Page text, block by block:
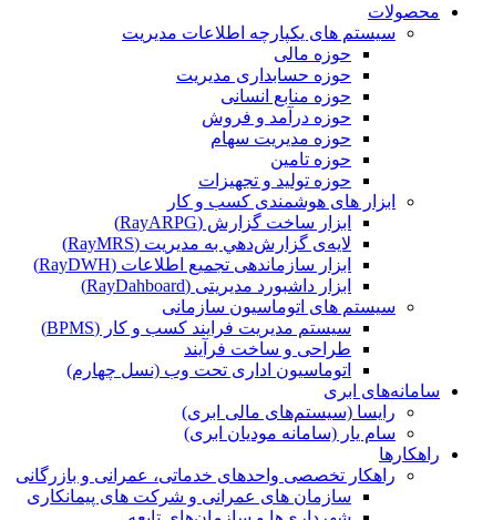
محصولات
سیستم های یکپارچه اطلاعات مدیریت
حوزه مالی
حوزه حسابداری مدیریت
حوزه منابع انسانی
حوزه درآمد و فروش
حوزه مدیریت سهام
حوزه تامین
حوزه تولید و تجهیزات
ابزار های هوشمندی کسب و کار
ابزار ساخت گزارش (RayARPG)
لایه‌ی گزارش‌دهي به مديريت (RayMRS)
ابزار سازماندهی تجمیع اطلاعات (RayDWH)
ابزار داشبورد مدیریتی (RayDahboard)
سیستم های اتوماسیون سازمانی
سیستم مدیریت فرایند کسب و کار (BPMS)
طراحی و ساخت فرآیند
اتوماسیون اداری تحت وب (نسل چهارم)
سامانه‌های ابری
رایسا (سیستم‌های مالی ابری)
سام یار (سامانه مودیان ابری)
راهکارها
راهکار تخصصی واحدهای خدماتی، عمرانی و بازرگانی
سازمان های عمرانی و شرکت های پیمانکاری